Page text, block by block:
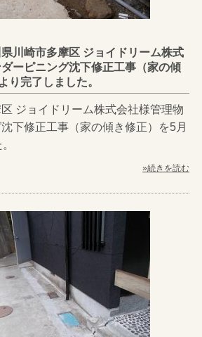
県川崎市多摩区 ジョイドリーム株式
ーピニング沈下修正工事（家の傾
り完了しました。
ジョイドリーム株式会社様管理物
下修正工事（家の傾き修正）を5月
»続きを読む